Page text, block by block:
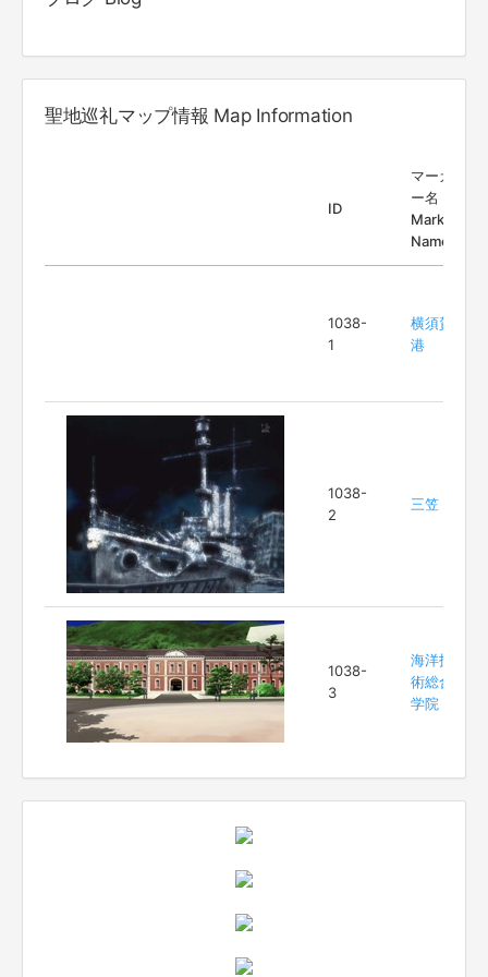
聖地巡礼マップ情報 Map Information
ID
マーカ
ー名
Marker
Name
1038-
1
横須賀
港
1038-
2
三笠
1038-
3
海洋技
術総合
学院